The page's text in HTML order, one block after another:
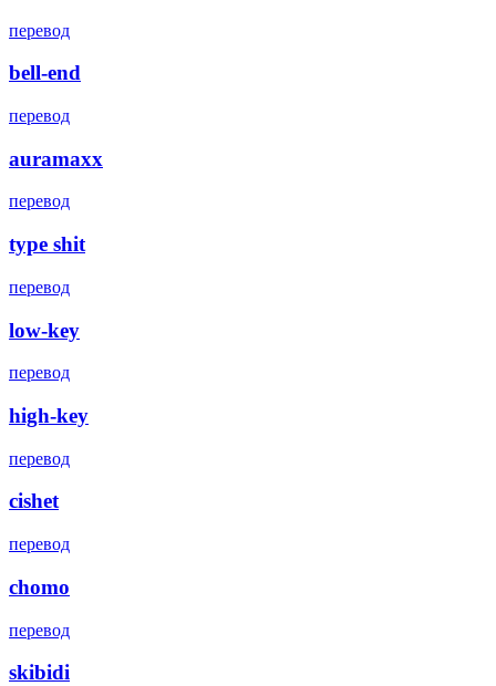
перевод
bell-end
перевод
auramaxx
перевод
type shit
перевод
low-key
перевод
high-key
перевод
cishet
перевод
chomo
перевод
skibidi